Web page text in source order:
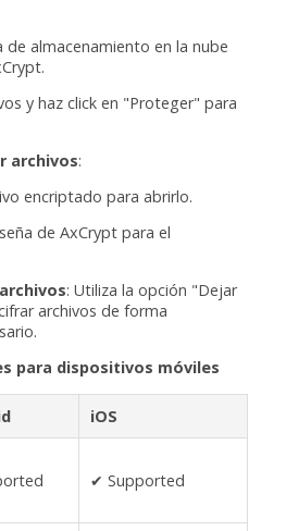
de almacenamiento en la nube
y haz click en "Proteger" para
archivos:
encriptado para abrirlo.
de AxCrypt para el
: Utiliza la opción "Dejar
archivos de forma
para dispositivos móviles
iOS
✔ Supported